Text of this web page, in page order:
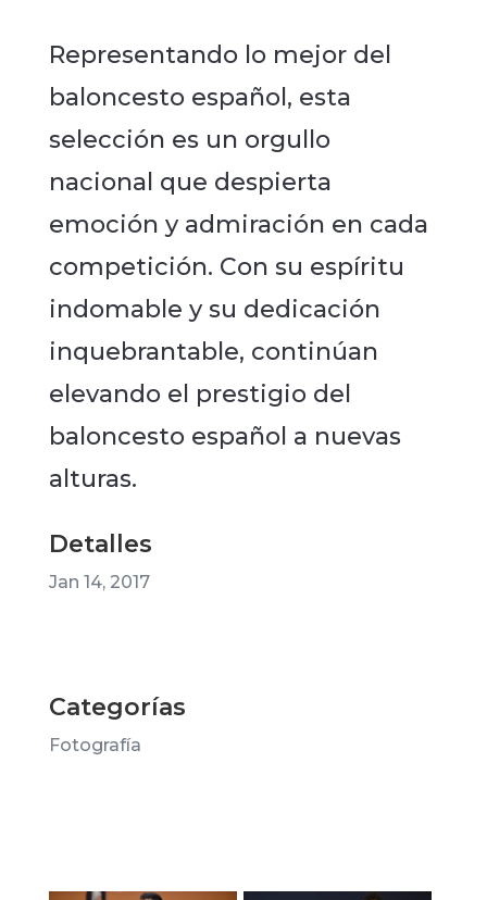
Representando lo mejor del
baloncesto español, esta
selección es un orgullo
nacional que despierta
emoción y admiración en cada
competición. Con su espíritu
indomable y su dedicación
inquebrantable, continúan
elevando el prestigio del
baloncesto español a nuevas
alturas.
Detalles
Jan 14, 2017
Categorías
Fotografía